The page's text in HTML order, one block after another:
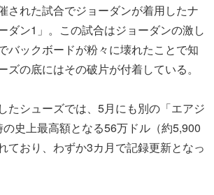
された試合でジョーダンが着用したナ
ダン1」。この試合はジョーダンの激し
バックボードが粉々に壊れたことで知
ズの底にはその破片が付着している。
たシューズでは、5月にも別の「エアジ
の史上最高額となる56万ドル（約5,900
ており、わずか3カ月で記録更新となっ